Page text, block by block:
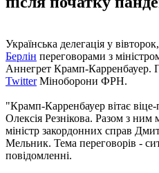
Українська делегація у
Берлін переговорами з
Аннегрет Крамп-Карренбауер.
TwitterМіноборони ФРН.
"Крамп-Карренбауер вітає
Олексія Резнікова. Разом з
міністр закордонних справ
Мельник. Тема переговорів -
повідомленні.